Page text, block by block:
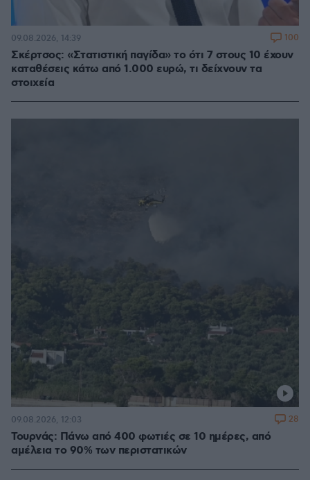
Σκέρτσος: «Στατιστική παγίδα» το ότι 7 στους 10 έχουν
καταθέσεις κάτω από 1.000 ευρώ, τι δείχνουν τα
στοιχεία
09.08.2026, 14:39 100
Τουρνάς: Πάνω από 400 φωτιές σε 10 ημέρες, από
αμέλεια το 90% των περιστατικών
09.08.2026, 12:03 28